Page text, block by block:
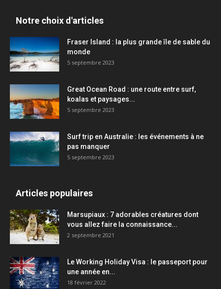
Notre choix d'articles
Fraser Island : la plus grande île de sable du
monde
5 septembre 2023
Great Ocean Road : une route entre surf,
koalas et paysages...
5 septembre 2023
Surf trip en Australie : les événements à ne
pas manquer
5 septembre 2023
Articles populaires
Marsupiaux : 7 adorables créatures dont
vous allez faire la connaissance...
2 septembre 2021
Le Working Holiday Visa : le passeport pour
une année en...
18 février 2022